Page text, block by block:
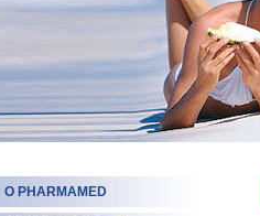
О PHARMAMED